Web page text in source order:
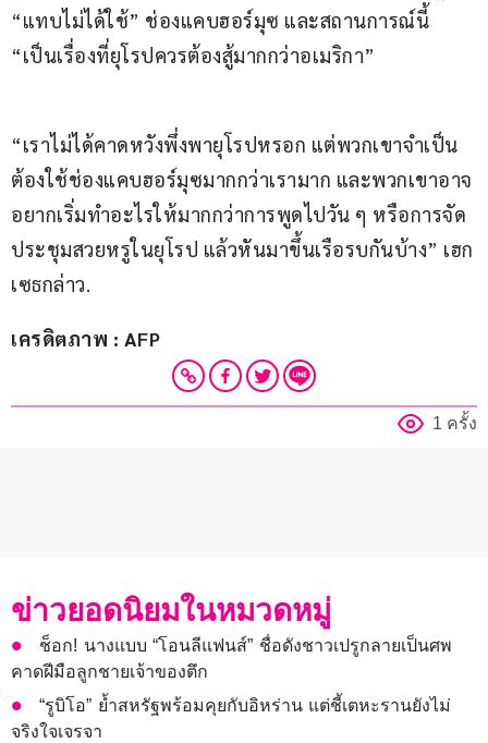
“แทบไม่ได้ใช้” ช่องแคบฮอร์มุซ และสถานการณ์นี้
“เป็นเรื่องที่ยุโรปควรต้องสู้มากกว่าอเมริกา”
“เราไม่ได้คาดหวังพึ่งพายุโรปหรอก แต่พวกเขาจำเป็น
ต้องใช้ช่องแคบฮอร์มุซมากกว่าเรามาก และพวกเขาอาจ
อยากเริ่มทำอะไรให้มากกว่าการพูดไปวัน ๆ หรือการจัด
ประชุมสวยหรูในยุโรป แล้วหันมาขึ้นเรือรบกันบ้าง” เฮก
เซธกล่าว.
เครดิตภาพ : AFP
1 ครั้ง
ข่าวยอดนิยมในหมวดหมู่
ช็อก! นางแบบ “โอนลีแฟนส์” ชื่อดังชาวเปรูกลายเป็นศพ
คาดฝีมือลูกชายเจ้าของตึก
“รูบิโอ” ย้ำสหรัฐพร้อมคุยกับอิหร่าน แต่ชี้เตหะรานยังไม่
จริงใจเจรจา